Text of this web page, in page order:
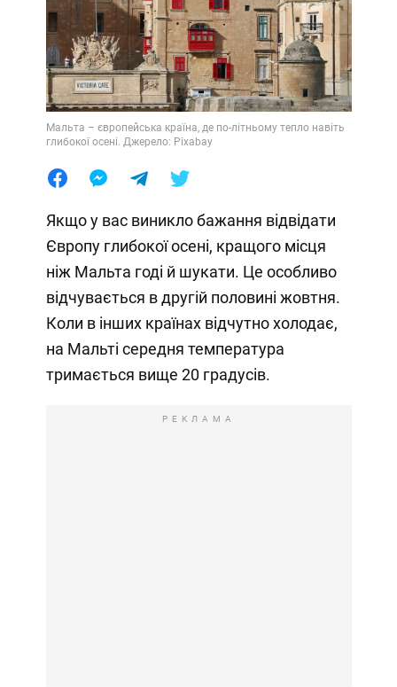
Мальта – європейська країна, де по-літньому тепло навіть
глибокої осені. Джерело: Pixabay
Якщо у вас виникло бажання відвідати
Європу глибокої осені, кращого місця
ніж Мальта годі й шукати. Це особливо
відчувається в другій половині жовтня.
Коли в інших країнах відчутно холодає,
на Мальті середня температура
тримається вище 20 градусів.
РЕКЛАМА